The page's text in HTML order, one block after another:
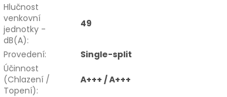
Hlučnost
venkovní
jednotky -
dB(A):
49
Provedení:
Single-split
Účinnost
(Chlazení /
Topení):
A+++ / A+++